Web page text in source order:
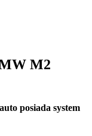
M2
posiada system